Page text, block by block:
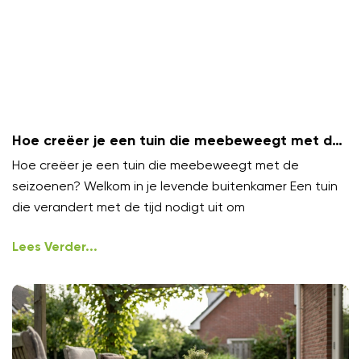
Hoe creëer je een tuin die meebeweegt met de
seizoenen?
Hoe creëer je een tuin die meebeweegt met de
seizoenen? Welkom in je levende buitenkamer Een tuin
die verandert met de tijd nodigt uit om
Lees Verder...